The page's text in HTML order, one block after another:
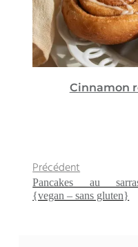
Cinnamon
Précédent
Pancakes au
{vegan – sans gluten}